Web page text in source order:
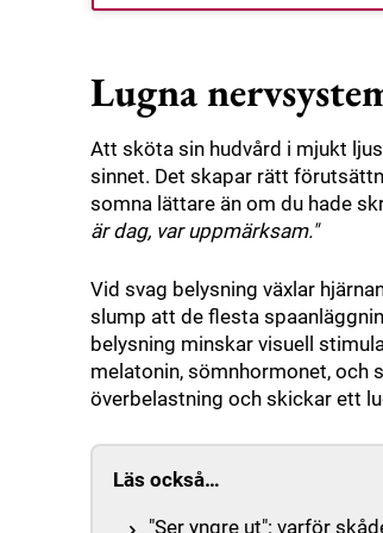
Lugna
Att sköta sin hudvård i mjukt
sinnet. Det skapar rätt
somna lättare än om du hade
är dag, var uppmärksam."
Vid svag belysning växlar
slump att de flesta
belysning minskar visuell
melatonin, sömnhormonet, och
överbelastning och skickar ett
Läs också…
"Ser yngre ut": varför